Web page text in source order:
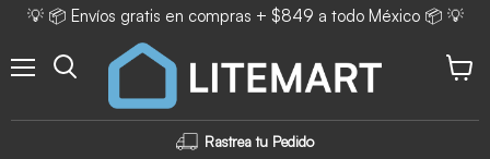
💡 📦 Envíos gratis en compras + $849 a todo México 📦 💡
Rastrea tu Pedido